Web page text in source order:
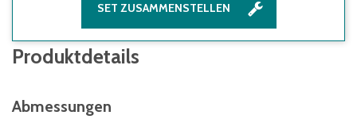
SET ZUSAMMENSTELLEN
Produktdetails
Abmessungen